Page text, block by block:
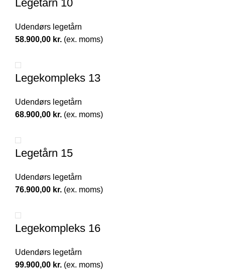
Legetårn 10
Udendørs legetårn
58.900,00 kr. (ex. moms)
Legekompleks 13
Udendørs legetårn
68.900,00 kr. (ex. moms)
Legetårn 15
Udendørs legetårn
76.900,00 kr. (ex. moms)
Legekompleks 16
Udendørs legetårn
99.900,00 kr. (ex. moms)